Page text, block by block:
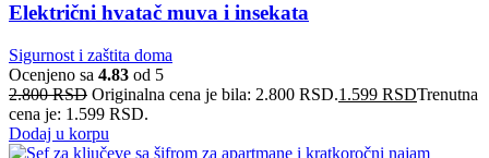
Električni hvatač muva i insekata
Sigurnost i zaštita doma
Ocenjeno sa 4.83 od 5
2.800RSD Originalna cena je bila: 2.800 RSD.1.599 RSDTrenutna
cena je: 1.599 RSD.
Dodaj u korpu